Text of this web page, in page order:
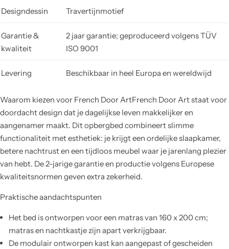
Designdessin Travertijnmotief
Garantie &
kwaliteit
2 jaar garantie; geproduceerd volgens TÜV
ISO 9001
Levering Beschikbaar in heel Europa en wereldwijd
Waarom kiezen voor French Door ArtFrench Door Art staat voor
doordacht design dat je dagelijkse leven makkelijker en
aangenamer maakt. Dit opbergbed combineert slimme
functionaliteit met esthetiek: je krijgt een ordelijke slaapkamer,
betere nachtrust en een tijdloos meubel waar je jarenlang plezier
van hebt. De 2-jarige garantie en productie volgens Europese
kwaliteitsnormen geven extra zekerheid.
Praktische aandachtspunten
Het bed is ontworpen voor een matras van 160 x 200 cm;
matras en nachtkastje zijn apart verkrijgbaar.
De modulair ontworpen kast kan aangepast of gescheiden